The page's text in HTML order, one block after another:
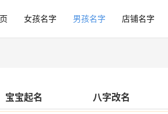
女孩名字 男孩名字 店铺名字
宝宝起名 八字改名